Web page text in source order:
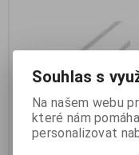
Souhlas s
Na našem webu
které nám
personalizovat